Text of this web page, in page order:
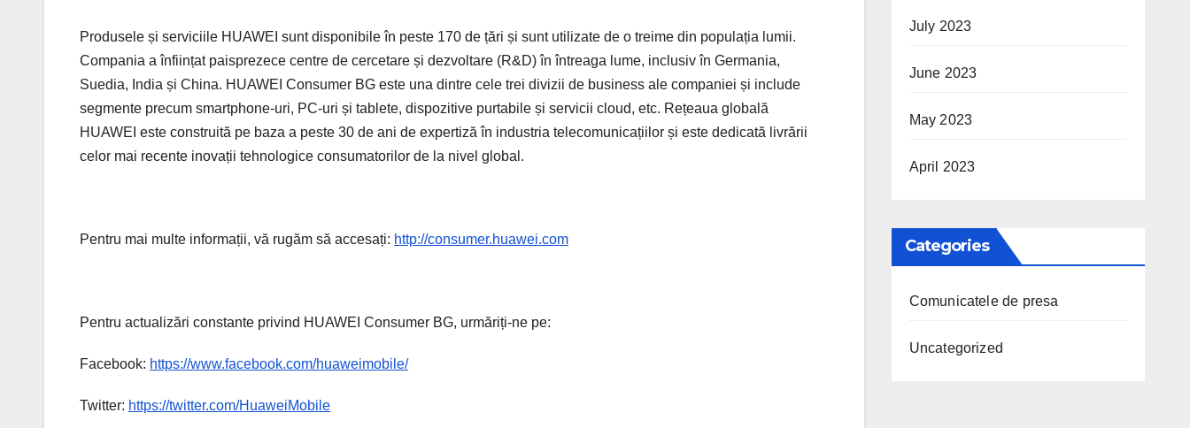
Produsele și serviciile HUAWEI sunt disponibile în peste 170 de țări și sunt utilizate de o treime din populația lumii.
Compania a înființat paisprezece centre de cercetare și dezvoltare (R&D) în întreaga lume, inclusiv în Germania,
Suedia, India și China. HUAWEI Consumer BG este una dintre cele trei divizii de business ale companiei și include
segmente precum smartphone-uri, PC-uri și tablete, dispozitive purtabile și servicii cloud, etc. Rețeaua globală
HUAWEI este construită pe baza a peste 30 de ani de expertiză în industria telecomunicațiilor și este dedicată livrării
celor mai recente inovații tehnologice consumatorilor de la nivel global.
Pentru mai multe informații, vă rugăm să accesați: http://consumer.huawei.com
Pentru actualizări constante privind HUAWEI Consumer BG, urmăriți-ne pe:
Facebook: https://www.facebook.com/huaweimobile/
Twitter: https://twitter.com/HuaweiMobile
July 2023
June 2023
May 2023
April 2023
Categories
Comunicatele de presa
Uncategorized